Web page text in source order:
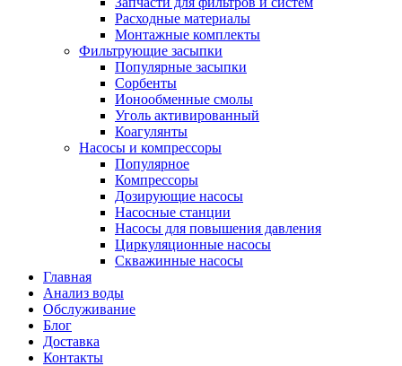
Расходные материалы
Монтажные комплекты
Фильтрующие засыпки
Популярные засыпки
Сорбенты
Ионообменные смолы
Уголь активированный
Коагулянты
Насосы и компрессоры
Популярное
Компрессоры
Дозирующие насосы
Насосные станции
Насосы для повышения давления
Циркуляционные насосы
Скважинные насосы
Главная
Анализ воды
Обслуживание
Блог
Доставка
Контакты